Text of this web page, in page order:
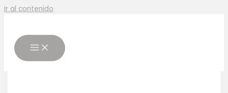
Ir al contenido